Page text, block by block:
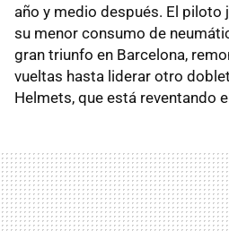
año y medio después. El piloto
su menor consumo de
gran triunfo en Barcelona,
vueltas hasta liderar otro
Helmets, que está reventando